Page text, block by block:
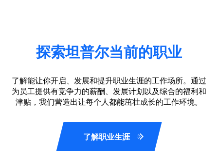
探索坦普尔当前的职业
了解能让你开启、发展和提升职业生涯的工作场所。通过
为员工提供有竞争力的薪酬、发展计划以及综合的福利和
津贴，我们营造出让每个人都能茁壮成长的工作环境。
了解职业生涯